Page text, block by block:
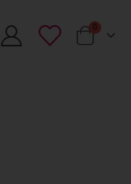
Cart
0 Artikel